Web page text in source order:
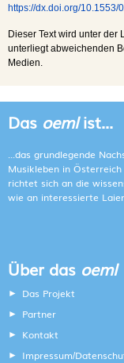
https://dx.doi.org/10.1553/
Dieser Text wird unter der
unterliegt abweichenden
Medien.
Das oemlist...
...das grundlegende
Musikleben in
richtet sich an die
wie an interessierte
Über das oeml
Das Projekt
Partner
Kontakt
Impressum/